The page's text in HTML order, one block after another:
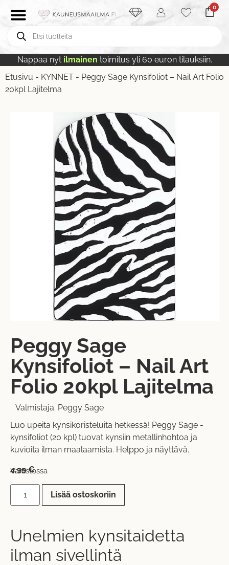
0
Nappaa nyt ilmainen toimitus yli 60 euron tilauksiin.
Etusivu - KYNNET - Peggy Sage Kynsifoliot – Nail Art Folio
20kpl Lajitelma
Peggy Sage
Kynsifoliot – Nail Art
Folio 20kpl Lajitelma
Valmistaja: Peggy Sage
Luo upeita kynsikoristeluita hetkessä! Peggy Sage -
kynsifoliot (20 kpl) tuovat kynsiin metallinhohtoa ja
kuvioita ilman maalaamista. Helppo ja näyttävä.
4,99€
Varastossa
Lisää ostoskoriin
Unelmien kynsitaidetta
ilman sivellintä